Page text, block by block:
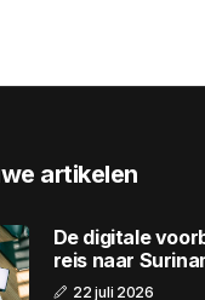
artikelen
De digitale
reis naar
22 juli 2026